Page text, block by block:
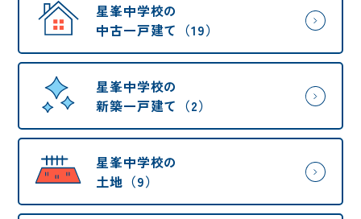
星峯中学校の
中古一戸建て（19）
星峯中学校の
新築一戸建て（2）
星峯中学校の
土地（9）